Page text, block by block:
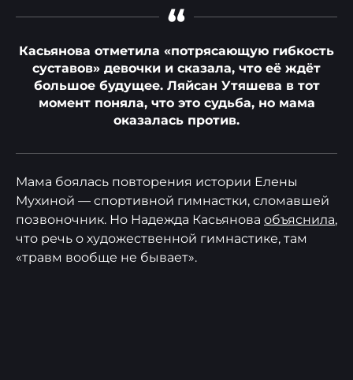
“
Касьянова отметила «потрясающую гибкость
суставов» девочки и сказала, что её ждёт
большое будущее. Ляйсан Утяшева в тот
момент поняла, что это судьба, но мама
оказалась против.
Мама боялась повторения истории Елены
Мухиной — спортивной гимнастки, сломавшей
позвоночник. Но Надежда Касьянова объяснила,
что речь о художественной гимнастике, там
«травм вообще не бывает».